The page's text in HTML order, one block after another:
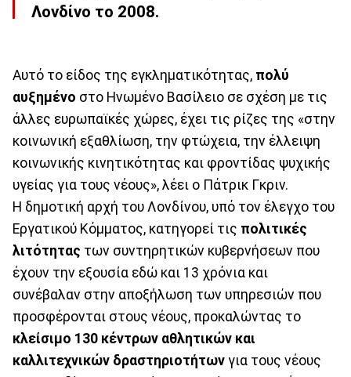
Λονδίνο το 2008.
Αυτό το είδος της εγκληματικότητας, πολύ
αυξημένο στο Ηνωμένο Βασίλειο σε σχέση με τις
άλλες ευρωπαϊκές χώρες, έχει τις ρίζες της «στην
κοινωνική εξαθλίωση, την φτώχεια, την έλλειψη
κοινωνικής κινητικότητας και φροντίδας ψυχικής
υγείας για τους νέους», λέει ο Πάτρικ Γκριν.
Η δημοτική αρχή του Λονδίνου, υπό τον έλεγχο του
Εργατικού Κόμματος, κατηγορεί τις πολιτικές
λιτότητας των συντηρητικών κυβερνήσεων που
έχουν την εξουσία εδώ και 13 χρόνια και
συνέβαλαν στην αποξήλωση των υπηρεσιών που
προσφέρονται στους νέους, προκαλώντας το
κλείσιμο 130 κέντρων αθλητικών και
καλλιτεχνικών δραστηριοτήτων για τους νέους